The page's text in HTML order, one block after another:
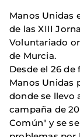
Manos Unidas
de las XIII
Voluntariado
de Murcia.
Desde el 26 de
Manos Unidas
donde se llevo
campaña de
Común" y se